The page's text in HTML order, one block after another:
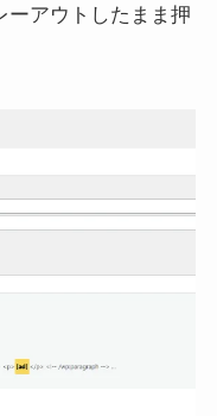
ーアウトしたまま押